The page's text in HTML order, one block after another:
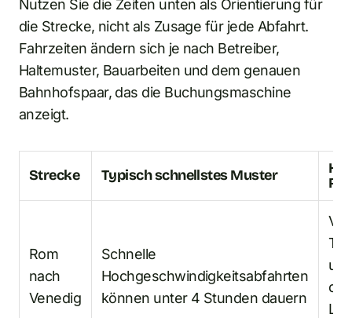
Nutzen Sie die Zeiten unten als Orientierung für
die Strecke, nicht als Zusage für jede Abfahrt.
Fahrzeiten ändern sich je nach Betreiber,
Haltemuster, Bauarbeiten und dem genauen
Bahnhofspaar, das die Buchungsmaschine
anzeigt.
Strecke Typisch schnellstes Muster
Rom
nach
Venedig
Schnelle
Hochgeschwindigkeitsabfahrten
können unter 4 Stunden dauern
die